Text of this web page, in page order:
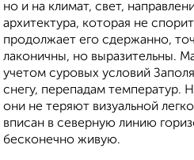
но и на климат, свет,
архитектура, которая не
продолжает его сдержанно,
лаконичны, но выразительны.
учетом суровых условий
снегу, перепадам температур.
они не теряют визуальной
вписан в северную линию
бесконечно живую.